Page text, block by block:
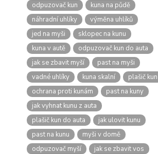
odpuzovač kun
kuna na půdě
náhradní uhlíky
výměna uhlíků
jed na myši
sklopec na kunu
kuna v autě
odpuzovač kun do auta
jak se zbavit myší
past na myši
vadné uhlíky
kuna skalní
plašič kun
ochrana proti kunám
past na kuny
jak vyhnat kunu z auta
plašič kun do auta
jak ulovit kunu
past na kunu
myši v domě
odpuzovač myší
jak se zbavit vos